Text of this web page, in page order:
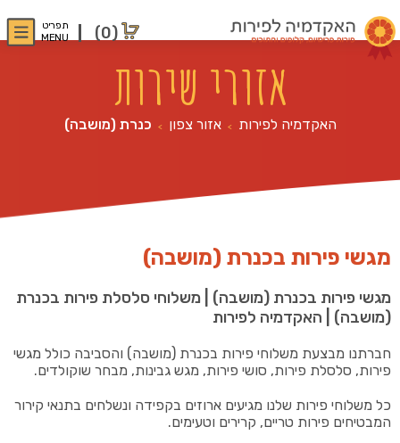
(0)
תפריט
MENU
אזורי שירות
האקדמיה לפירות > אזור צפון > כנרת (מושבה)
מגשי פירות בכנרת (מושבה)
מגשי פירות בכנרת (מושבה) | משלוחי סלסלת פירות בכנרת
(מושבה) | האקדמיה לפירות
חברתנו מבצעת משלוחי פירות בכנרת (מושבה) והסביבה כולל מגשי
פירות, סלסלת פירות, סושי פירות, מגש גבינות, מבחר שוקולדים.
כל משלוחי פירות שלנו מגיעים ארוזים בקפידה ונשלחים בתנאי קירור
המבטיחים פירות טריים, קרירים וטעימים.